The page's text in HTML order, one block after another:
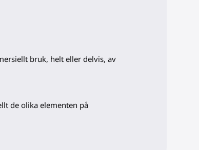
bruk, helt eller delvis, av
de olika elementen på